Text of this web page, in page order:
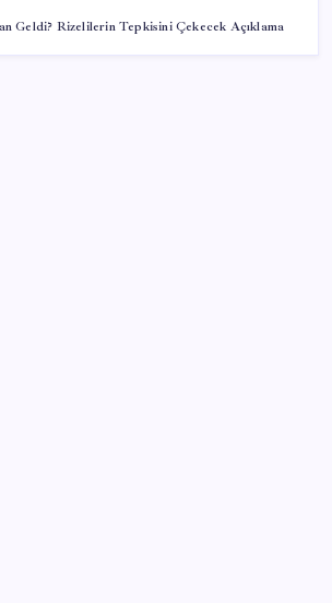
Geldi? Rizelilerin Tepkisini Çekecek Açıklama